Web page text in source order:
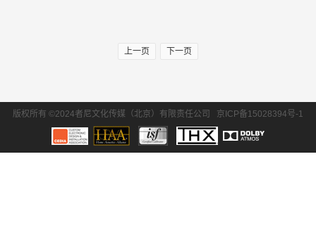
上一页 下一页
版权所有 ©2024者尼文化传媒（北京）有限责任公司 京ICP备15028394号-1